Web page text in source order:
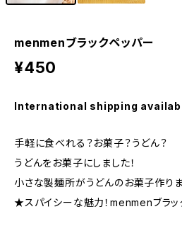
menmenブラックペッパー
¥450
International shipping
手軽に食べれる？お菓子？うどん？
うどんをお菓子にしました！
小さな製麺所がうどんのお菓子作りま
★スパイシーな魅力！menmenブラ